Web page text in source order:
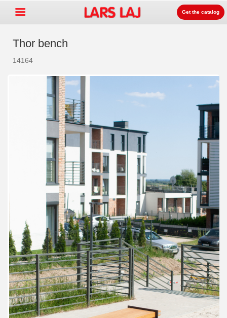
운동장 장비 +
공원과 거리 가구
스포츠 장비
+
라스라즈 놀이터 안내 +
문의안내
카달로그 주문
LarsLaj Worldwide
Lars Laj on Facebook
Get the catalog
Thor bench
14164